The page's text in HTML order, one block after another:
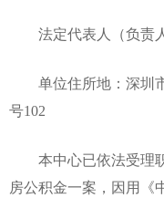
法定代表人（负责
单位住所地：深圳市
号102
本中心已依法受理职
房公积金一案，因用《